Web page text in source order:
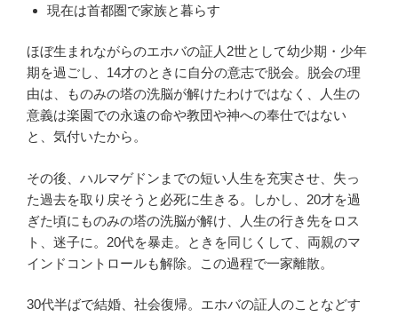
現在は首都圏で家族と暮らす
ほぼ生まれながらのエホバの証人2世として幼少期・少年
期を過ごし、14才のときに自分の意志で脱会。脱会の理
由は、ものみの塔の洗脳が解けたわけではなく、人生の
意義は楽園での永遠の命や教団や神への奉仕ではない
と、気付いたから。
その後、ハルマゲドンまでの短い人生を充実させ、失っ
た過去を取り戻そうと必死に生きる。しかし、20才を過
ぎた頃にものみの塔の洗脳が解け、人生の行き先をロス
ト、迷子に。20代を暴走。ときを同じくして、両親のマ
インドコントロールも解除。この過程で一家離散。
30代半ばで結婚、社会復帰。エホバの証人のことなどす